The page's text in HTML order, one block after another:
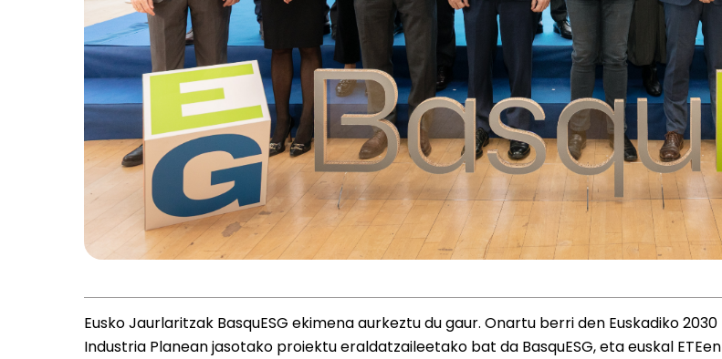
Eusko Jaurlaritzak BasquESG ekimena aurkeztu du gaur. Onartu berri den Euskadiko 2030
Industria Planean jasotako proiektu eraldatzaileetako bat da BasquESG, eta euskal ETEen